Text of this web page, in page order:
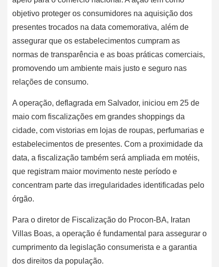
objetivo proteger os consumidores na aquisição dos
presentes trocados na data comemorativa, além de
assegurar que os estabelecimentos cumpram as
normas de transparência e as boas práticas comerciais,
promovendo um ambiente mais justo e seguro nas
relações de consumo.
A operação, deflagrada em Salvador, iniciou em 25 de
maio com fiscalizações em grandes shoppings da
cidade, com vistorias em lojas de roupas, perfumarias e
estabelecimentos de presentes. Com a proximidade da
data, a fiscalização também será ampliada em motéis,
que registram maior movimento neste período e
concentram parte das irregularidades identificadas pelo
órgão.
Para o diretor de Fiscalização do Procon-BA, Iratan
Villas Boas, a operação é fundamental para assegurar o
cumprimento da legislação consumerista e a garantia
dos direitos da população.